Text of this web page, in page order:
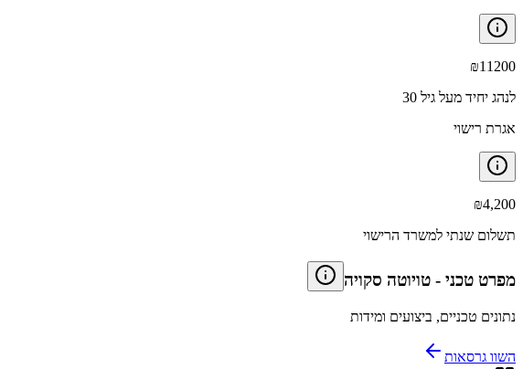
₪11200
לנהג יחיד מעל גיל 30
אגרת רישוי
₪4,200
תשלום שנתי למשרד הרישוי
מפרט טכני - טויוטה סקויה
נתונים טכניים, ביצועים ומידות
השוו גרסאות